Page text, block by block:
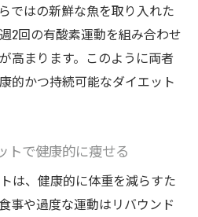
ではの新鮮な魚を取り入れた
2回の有酸素運動を組み合わせ
高まります。このように両者
的かつ持続可能なダイエット
トで健康的に痩せる
は、健康的に体重を減らすた
事や過度な運動はリバウンド